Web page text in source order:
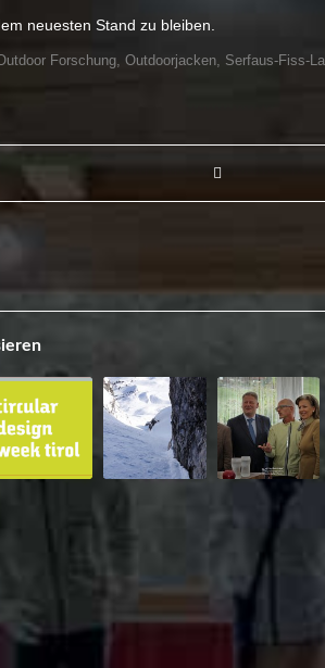
neuesten Stand zu bleiben.
Forschung Outdoorjacken Serfaus-Fiss-